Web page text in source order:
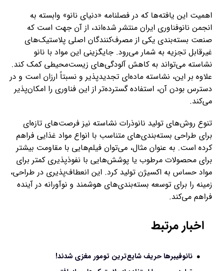
اهمیت این یافته‌ها که در فصلنامه «دنیای نانو» وابسته به
انجمن نانوفناوری ایران منتشر شده‌اند، از آن جهت است که
صنعت بسته‌بندی یکی از مصرف‌کنندگان اصلی پلاستیک‌های
غیرقابل تجزیه به شمار می‌رود. جایگزینی این مواد با نانو
نشاسته می‌تواند به کاهش آلودگی‌های زیست‌محیطی کمک کند.
علاوه بر این، نشاسته ماده‌ای تجدیدپذیر و نسبتاً ارزان است و در
دسترس بودن آن، استفاده گسترده‌تر از این فناوری را امکان‌پذیر
می‌کند.
تنوع روش‌های تولید نانوذرات نشاسته نیز فرصت‌های تازه‌ای
برای طراحی بسته‌بندی‌های متناسب با انواع مواد غذایی فراهم
کرده است. به عنوان مثال، می‌توان فیلم‌هایی با مقاومت بیشتر
برای محصولات مرطوب یا پوشش‌هایی با نفوذپذیری کمتر برای
مواد حساس به اکسیژن تولید کرد. این انعطاف‌پذیری در طراحی،
زمینه را برای توسعه بسته‌بندی‌های هوشمند و نوآورانه در آینده
فراهم می‌کند.
اخبار مرتبط
نانوفیبرها حریف شایع‌ترین تومور مغزی شدند!